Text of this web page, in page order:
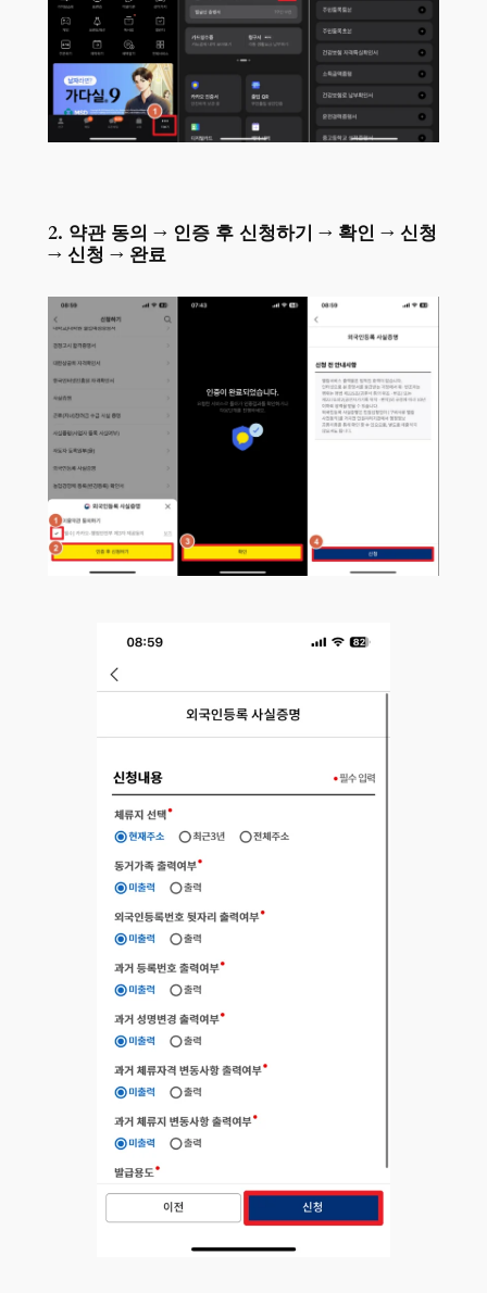
2. 약관 동의 → 인증 후 신청하기 → 확인 → 신청
→ 신청 → 완료